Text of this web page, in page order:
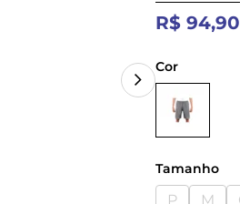
R$ 94,90
Cor
Tamanho
P M